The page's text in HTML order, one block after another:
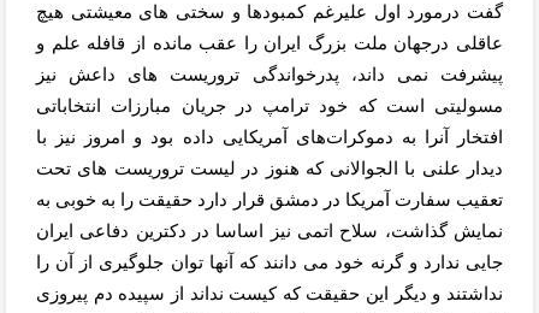
گفت درمورد اول علیرغم کمبودها و سختی های معیشتی هیچ
عاقلی درجهان ملت بزرگ ایران را عقب مانده از قافله علم و
پیشرفت نمی داند، پدرخواندگی تروریست های داعش نیز
مسولیتی است که خود ترامپ در جریان مبارزات انتخاباتی
افتخار آنرا به دموکرات‌های آمریکایی داده بود و امروز نیز با
دیدار علنی با الجوالانی که هنوز در لیست تروریست های تحت
تعقیب سفارت آمریکا در دمشق قرار دارد حقیقت را به خوبی به
نمایش گذاشت، سلاح اتمی نیز اساسا در دکترین دفاعی ایران
جایی ندارد و گرنه خود می دانند که آنها توان جلوگیری از آن را
نداشتند و دیگر این حقیقت که کیست نداند از سپیده دم پیروزی